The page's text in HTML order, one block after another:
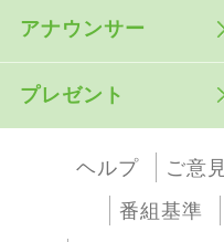
アナウンサー
プレゼント
ヘルプ ご意
番組基準